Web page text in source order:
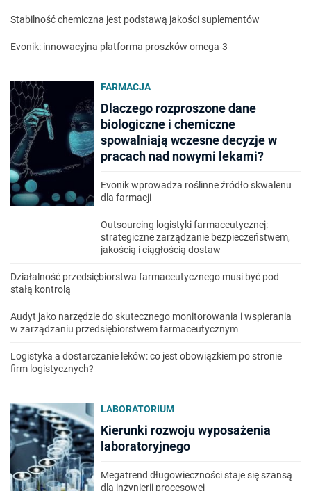
Stabilność chemiczna jest podstawą jakości suplementów
Evonik: innowacyjna platforma proszków omega-3
FARMACJA
Dlaczego rozproszone dane
biologiczne i chemiczne
spowalniają wczesne decyzje w
pracach nad nowymi lekami?
Evonik wprowadza roślinne źródło skwalenu
dla farmacji
Outsourcing logistyki farmaceutycznej:
strategiczne zarządzanie bezpieczeństwem,
jakością i ciągłością dostaw
Działalność przedsiębiorstwa farmaceutycznego musi być pod
stałą kontrolą
Audyt jako narzędzie do skutecznego monitorowania i wspierania
w zarządzaniu przedsiębiorstwem farmaceutycznym
Logistyka a dostarczanie leków: co jest obowiązkiem po stronie
firm logistycznych?
LABORATORIUM
Kierunki rozwoju wyposażenia
laboratoryjnego
Megatrend długowieczności staje się szansą
dla inżynierii procesowej